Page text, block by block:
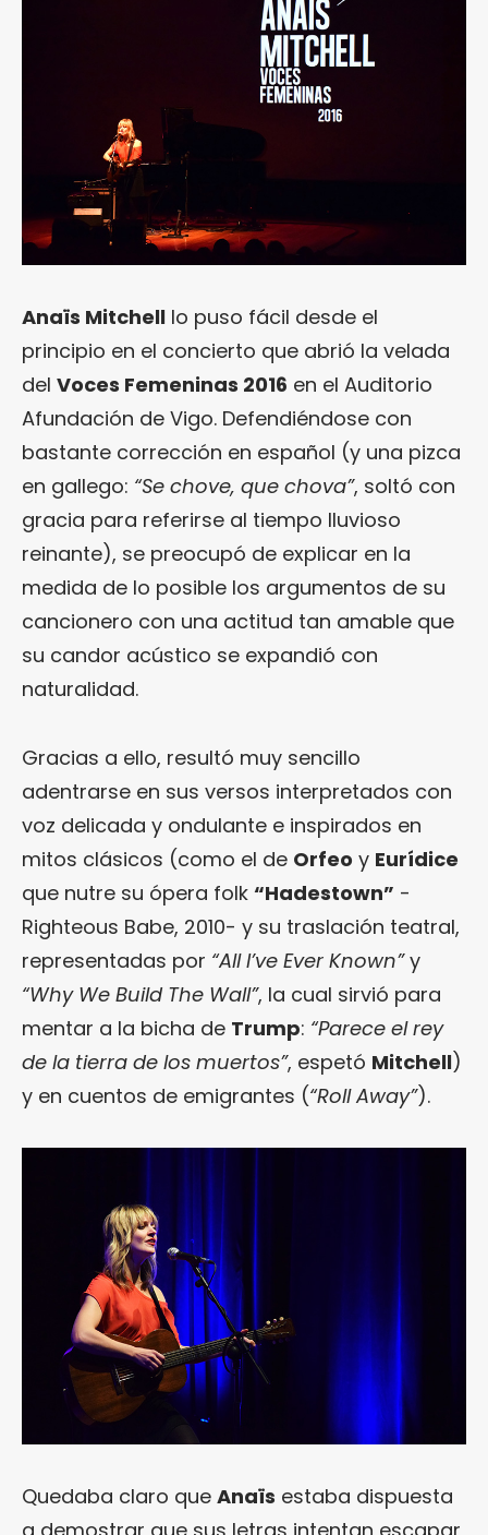
Anaïs Mitchell lo puso fácil desde el
principio en el concierto que abrió la velada
del Voces Femeninas 2016 en el Auditorio
Afundación de Vigo. Defendiéndose con
bastante corrección en español (y una pizca
en gallego: “Se chove, que chova”, soltó con
gracia para referirse al tiempo lluvioso
reinante), se preocupó de explicar en la
medida de lo posible los argumentos de su
cancionero con una actitud tan amable que
su candor acústico se expandió con
naturalidad.
Gracias a ello, resultó muy sencillo
adentrarse en sus versos interpretados con
voz delicada y ondulante e inspirados en
mitos clásicos (como el de Orfeo y Eurídice
que nutre su ópera folk “Hadestown” -
Righteous Babe, 2010- y su traslación teatral,
representadas por “All I’ve Ever Known”y
“Why We Build The Wall”, la cual sirvió para
mentar a la bicha de Trump: “Parece el rey
de la tierra de los muertos”, espetó Mitchell)
y en cuentos de emigrantes (“Roll Away”).
Quedaba claro que Anaïs estaba dispuesta